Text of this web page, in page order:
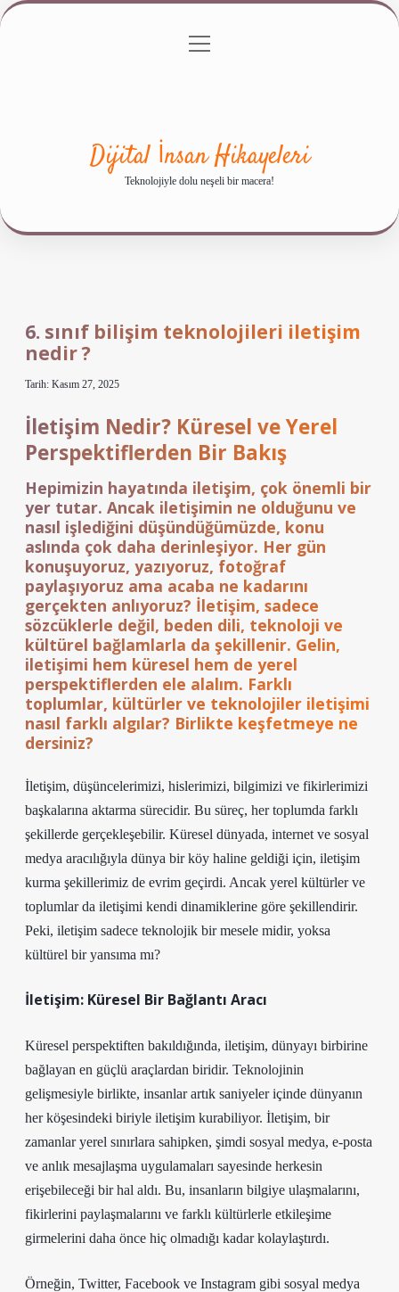
Gizlilik Politikası
menüyü
Dijital İnsan Hikayeleri
Teknolojiyle dolu neşeli bir macera!
6. sınıf bilişim teknolojileri iletişim
nedir ?
Tarih: Kasım 27, 2025
İletişim Nedir? Küresel ve Yerel
Perspektiflerden Bir Bakış
Hepimizin hayatında iletişim, çok önemli bir
yer tutar. Ancak iletişimin ne olduğunu ve
nasıl işlediğini düşündüğümüzde, konu
aslında çok daha derinleşiyor. Her gün
konuşuyoruz, yazıyoruz, fotoğraf
paylaşıyoruz ama acaba ne kadarını
gerçekten anlıyoruz? İletişim, sadece
sözcüklerle değil, beden dili, teknoloji ve
kültürel bağlamlarla da şekillenir. Gelin,
iletişimi hem küresel hem de yerel
perspektiflerden ele alalım. Farklı
toplumlar, kültürler ve teknolojiler iletişimi
nasıl farklı algılar? Birlikte keşfetmeye ne
dersiniz?
İletişim, düşüncelerimizi, hislerimizi, bilgimizi ve fikirlerimizi
başkalarına aktarma sürecidir. Bu süreç, her toplumda farklı
şekillerde gerçekleşebilir. Küresel dünyada, internet ve sosyal
medya aracılığıyla dünya bir köy haline geldiği için, iletişim
kurma şekillerimiz de evrim geçirdi. Ancak yerel kültürler ve
toplumlar da iletişimi kendi dinamiklerine göre şekillendirir.
Peki, iletişim sadece teknolojik bir mesele midir, yoksa
kültürel bir yansıma mı?
İletişim: Küresel Bir Bağlantı Aracı
Küresel perspektiften bakıldığında, iletişim, dünyayı birbirine
bağlayan en güçlü araçlardan biridir. Teknolojinin
gelişmesiyle birlikte, insanlar artık saniyeler içinde dünyanın
her köşesindeki biriyle iletişim kurabiliyor. İletişim, bir
zamanlar yerel sınırlara sahipken, şimdi sosyal medya, e-posta
ve anlık mesajlaşma uygulamaları sayesinde herkesin
erişebileceği bir hal aldı. Bu, insanların bilgiye ulaşmalarını,
fikirlerini paylaşmalarını ve farklı kültürlerle etkileşime
girmelerini daha önce hiç olmadığı kadar kolaylaştırdı.
Örneğin, Twitter, Facebook ve Instagram gibi sosyal medya